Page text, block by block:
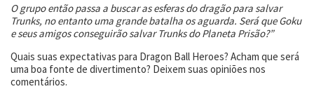
O grupo então passa a buscar as esferas do dragão para salvar
Trunks, no entanto uma grande batalha os aguarda. Será que Goku
e seus amigos conseguirão salvar Trunks do Planeta Prisão?”
Quais suas expectativas para Dragon Ball Heroes? Acham que será
uma boa fonte de divertimento? Deixem suas opiniões nos
comentários.